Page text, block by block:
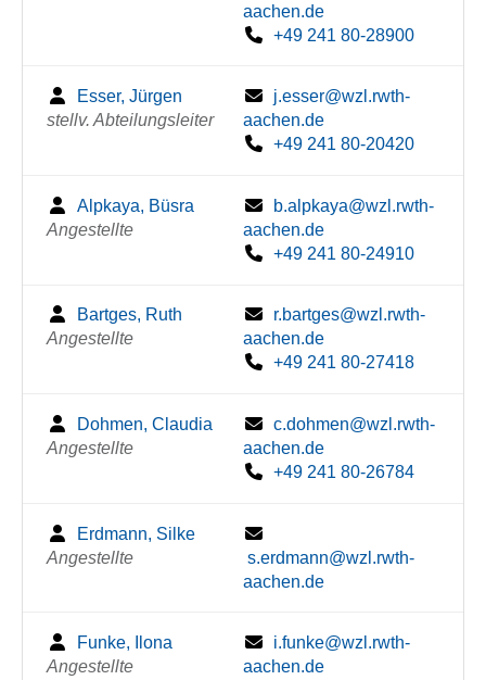
aachen.de
+49 241 80-28900
Esser, Jürgen
stellv. Abteilungsleiter
j.esser@wzl.rwth-
aachen.de
+49 241 80-20420
Alpkaya, Büsra
Angestellte
b.alpkaya@wzl.rwth-
aachen.de
+49 241 80-24910
Bartges, Ruth
Angestellte
r.bartges@wzl.rwth-
aachen.de
+49 241 80-27418
Dohmen, Claudia
Angestellte
c.dohmen@wzl.rwth-
aachen.de
+49 241 80-26784
Erdmann, Silke
Angestellte
s.erdmann@wzl.rwth-
aachen.de
Funke, Ilona
Angestellte
i.funke@wzl.rwth-
aachen.de